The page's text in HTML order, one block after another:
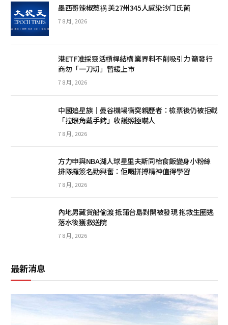
墨西哥辣椒惹祸 美27州345人感染沙门氏菌
7 8 月, 2026
港ETF准採靈活槓桿結構 業界料不削吸引力 籲發行
商勿「一刀切」暫緩上市
7 8 月, 2026
中國追星族｜曼谷機場衝突親歷者：檢票後仍被拒載
「拉眼角戴手銬」收護照極嚇人
7 8 月, 2026
方力申與NBA湖人球星里夫斯同枱食飯變身小粉絲
排隊攞簽名勁興奮：佢嘅拼搏精神值得學習
7 8 月, 2026
內地男藏貨船偷渡 抵蒲台島對開被發現 抱救生圈逃
落水後獲救送院
7 8 月, 2026
最新消息